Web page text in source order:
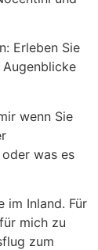
Erleben Sie
Augenblicke
wenn Sie
was es
im Inland. Für
mich zu
zum